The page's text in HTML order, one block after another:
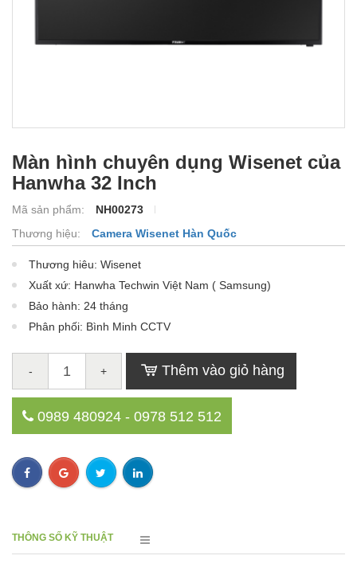
Màn hình chuyên dụng Wisenet của
Hanwha 32 Inch
Mã sản phẩm:
NH00273
Thương hiệu:
Camera Wisenet Hàn Quốc
Thương hiêu: Wisenet
Xuất xứ: Hanwha Techwin Việt Nam ( Samsung)
Bảo hành: 24 tháng
Phân phối: Bình Minh CCTV
- + Thêm vào giỏ hàng
0989 480924 - 0978 512 512
THÔNG SỐ KỸ THUẬT